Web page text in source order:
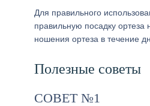
Для правильного
правильную посадку
ношения ортеза в течение
Полезные советы
СОВЕТ №1